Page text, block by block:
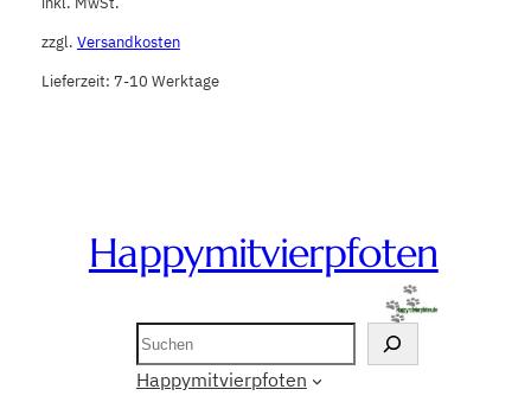
zzgl. Versandkosten
Lieferzeit: 7-10 Werktage
Happymitvierpfoten
Suchen
Happymitvierpfoten